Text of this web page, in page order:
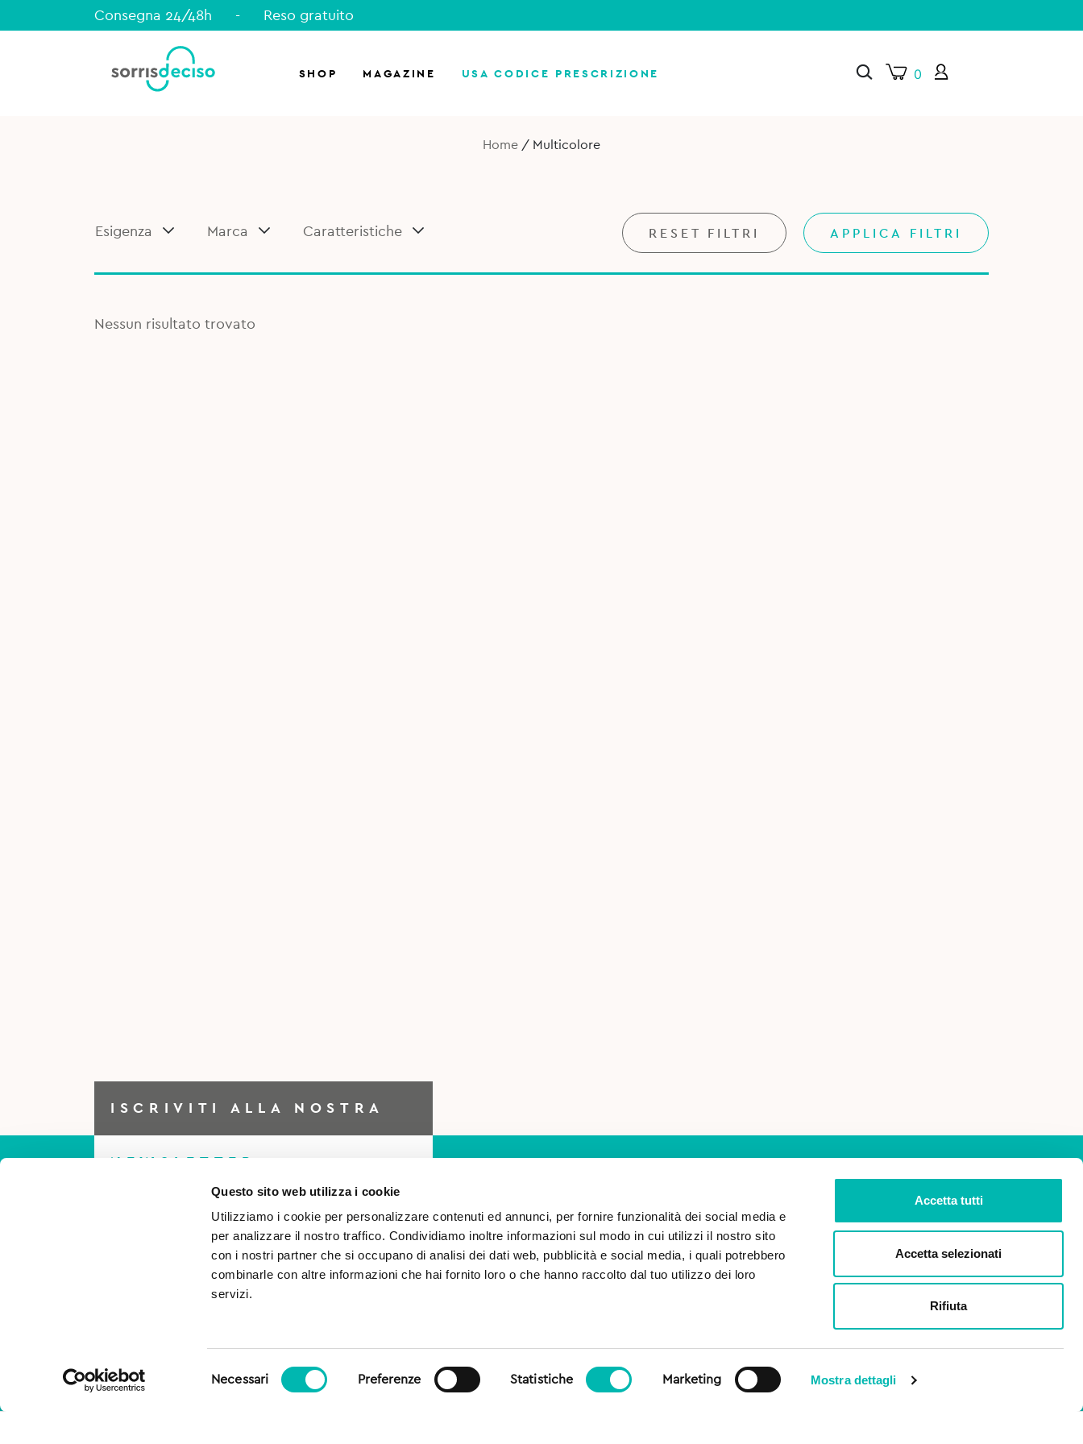
Questo sito web utilizza i cookie
Utilizziamo i cookie per personalizzare contenuti ed annunci, per fornire funzionalità dei social media e
per analizzare il nostro traffico. Condividiamo inoltre informazioni sul modo in cui utilizzi il nostro sito
con i nostri partner che si occupano di analisi dei dati web, pubblicità e social media, i quali potrebbero
combinarle con altre informazioni che hai fornito loro o che hanno raccolto dal tuo utilizzo dei loro
servizi.
Necessari Preferenze Statistiche Marketing Mostra dettagli
Accetta tutti
Accetta selezionati
Rifiuta
Consegna 24/48h - Reso gratuito
SHOP MAGAZINE USA CODICE PRESCRIZIONE 0
Home / Multicolore
Esigenza Marca Caratteristiche RESET FILTRI APPLICA FILTRI
Nessun risultato trovato
ISCRIVITI ALLA NOSTRA
NEWSLETTER
Iscriviti alla Newsletter per
essere sempre al corrente di
tutto e ottieni il 5% di sconto
per il tuo primo acquisto!
ISCRIVITI